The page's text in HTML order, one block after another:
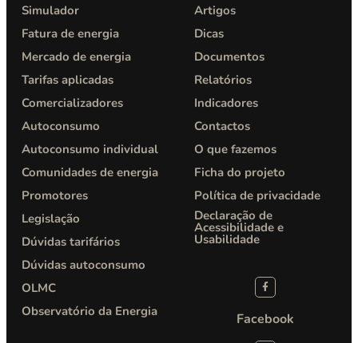
Simulador
Fatura de energia
Mercado de energia
Tarifas aplicadas
Comercializadores
Autoconsumo
Autoconsumo individual
Comunidades de energia
Promotores
Legislação
Dúvidas tarifários
Dúvidas autoconsumo
Artigos
Dicas
Documentos
Relatórios
Indicadores
Contactos
O que fazemos
Ficha do projeto
Política de privacidade​
Declaração de
Acessibilidade e
Usabilidade
OLMC
Observatório da Energia
Facebook